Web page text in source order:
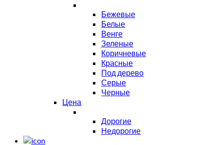
Бежевые
Белые
Венге
Зеленые
Коричневые
Красные
Под дерево
Серые
Черные
Цена
Дорогие
Недорогие